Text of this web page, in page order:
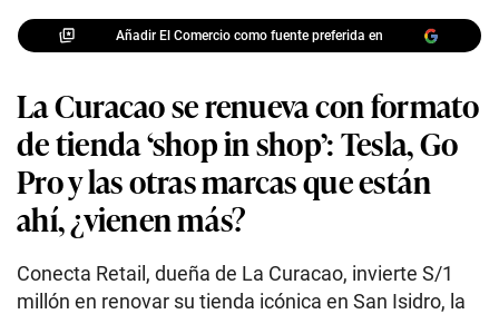
Añadir El Comercio como fuente preferida en
La Curacao se renueva con formato
de tienda ‘shop in shop’: Tesla, Go
Pro y las otras marcas que están
ahí, ¿vienen más?
Conecta Retail, dueña de La Curacao, invierte S/1
millón en renovar su tienda icónica en San Isidro, la